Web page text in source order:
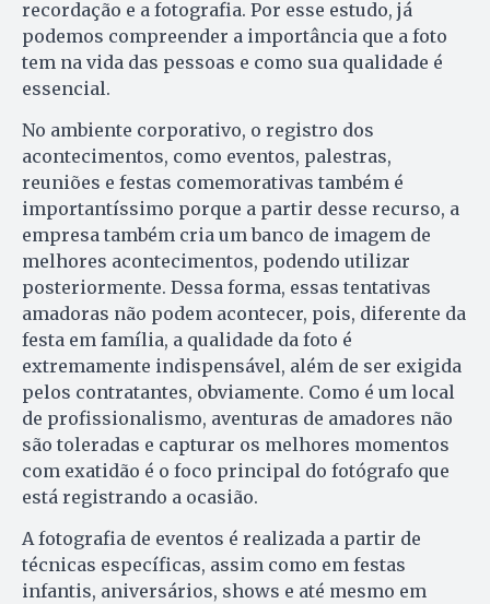
recordação e a fotografia. Por esse estudo, já
podemos compreender a importância que a foto
tem na vida das pessoas e como sua qualidade é
essencial.
No ambiente corporativo, o registro dos
acontecimentos, como eventos, palestras,
reuniões e festas comemorativas também é
importantíssimo porque a partir desse recurso, a
empresa também cria um banco de imagem de
melhores acontecimentos, podendo utilizar
posteriormente. Dessa forma, essas tentativas
amadoras não podem acontecer, pois, diferente da
festa em família, a qualidade da foto é
extremamente indispensável, além de ser exigida
pelos contratantes, obviamente. Como é um local
de profissionalismo, aventuras de amadores não
são toleradas e capturar os melhores momentos
com exatidão é o foco principal do fotógrafo que
está registrando a ocasião.
A fotografia de eventos é realizada a partir de
técnicas específicas, assim como em festas
infantis, aniversários, shows e até mesmo em